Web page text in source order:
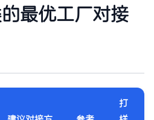
最优工厂对接
打